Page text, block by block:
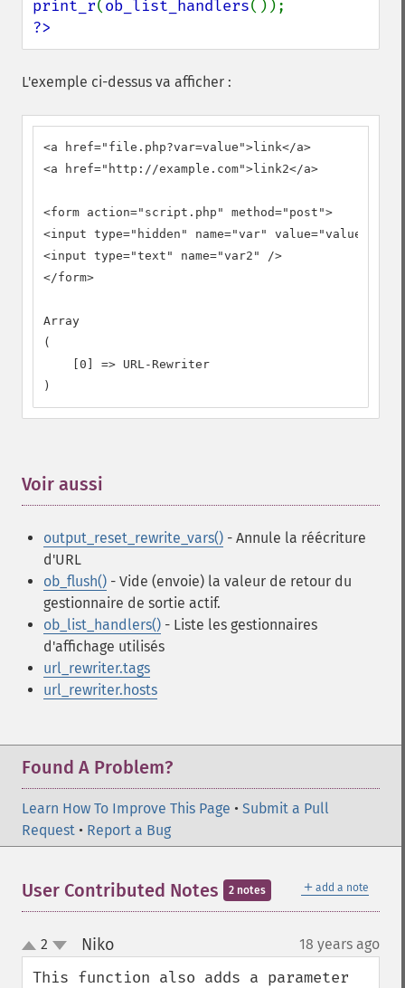
print_r( ob_list_handlers
?>
L'exemple ci-dessus va afficher :
<a href="file.php?var=value">link</a>
<a href="http://example.com">link2</a>
<form action="script.php" method="post">
<input type="hidden" name="var" value="value" />
<input type="text" name="var2" />
</form>
Array
(
    [0] => URL-Rewriter
)
Voir aussi
output_reset_rewrite_vars() - Annule la réécriture
d'URL
ob_flush() - Vide (envoie) la valeur de retour du
gestionnaire de sortie actif.
ob_list_handlers() - Liste les gestionnaires
d'affichage utilisés
url_rewriter.tags
url_rewriter.hosts
Found A Problem?
Learn How To Improve This Page • Submit a Pull
Request • Report a Bug
＋ add a note
User Contributed Notes 2 notes
up
down
2 Niko¶ 18 years ago
This function also adds a parameter